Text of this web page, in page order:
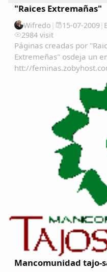
"Raices Extremañas"
Wifredo | 15-07-2009|
2984 visit
Páginas creadas por
Extremeñas" osdeja un
htt://
Mancomunidad tajo-